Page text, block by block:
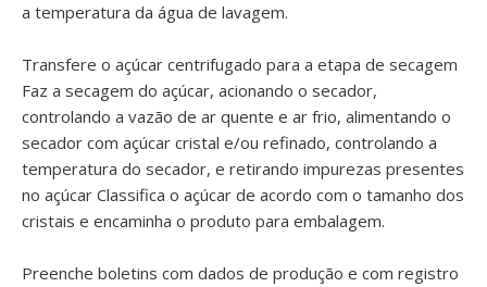
a temperatura da água de lavagem.
Transfere o açúcar centrifugado para a etapa de secagem
Faz a secagem do açúcar, acionando o secador,
controlando a vazão de ar quente e ar frio, alimentando o
secador com açúcar cristal e/ou refinado, controlando a
temperatura do secador, e retirando impurezas presentes
no açúcar Classifica o açúcar de acordo com o tamanho dos
cristais e encaminha o produto para embalagem.
Preenche boletins com dados de produção e com registro